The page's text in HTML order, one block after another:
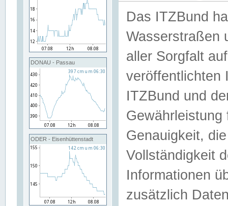
DONAU - Passau
ODER - Eisenhüttenstadt
Das ITZBund
Wasserstraßen
aller Sorgfalt
veröffentlichten
ITZBund und
Genauigkeit,
Vollständigkeit
Informationen
zusätzlich